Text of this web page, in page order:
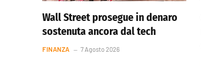
Wall Street prosegue in denaro
sostenuta ancora dal tech
FINANZA 7 Agosto 2026